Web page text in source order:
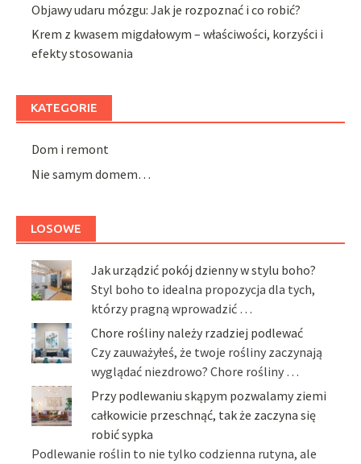
Objawy udaru mózgu: Jak je rozpoznać i co robić?
Krem z kwasem migdałowym – właściwości, korzyści i
efekty stosowania
KATEGORIE
Dom i remont
Nie samym domem…
LOSOWE
Jak urządzić pokój dzienny w stylu boho?
Styl boho to idealna propozycja dla tych,
którzy pragną wprowadzić …
Chore rośliny należy rzadziej podlewać
Czy zauważyłeś, że twoje rośliny zaczynają
wyglądać niezdrowo? Chore rośliny …
Przy podlewaniu skąpym pozwalamy ziemi
całkowicie przeschnąć, tak że zaczyna się
robić sypka
Podlewanie roślin to nie tylko codzienna rutyna, ale